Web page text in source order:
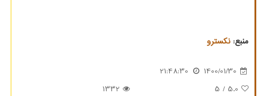
منبع:نكسترو
1400/01/30
21:48:30
5.0
/ 5
1332